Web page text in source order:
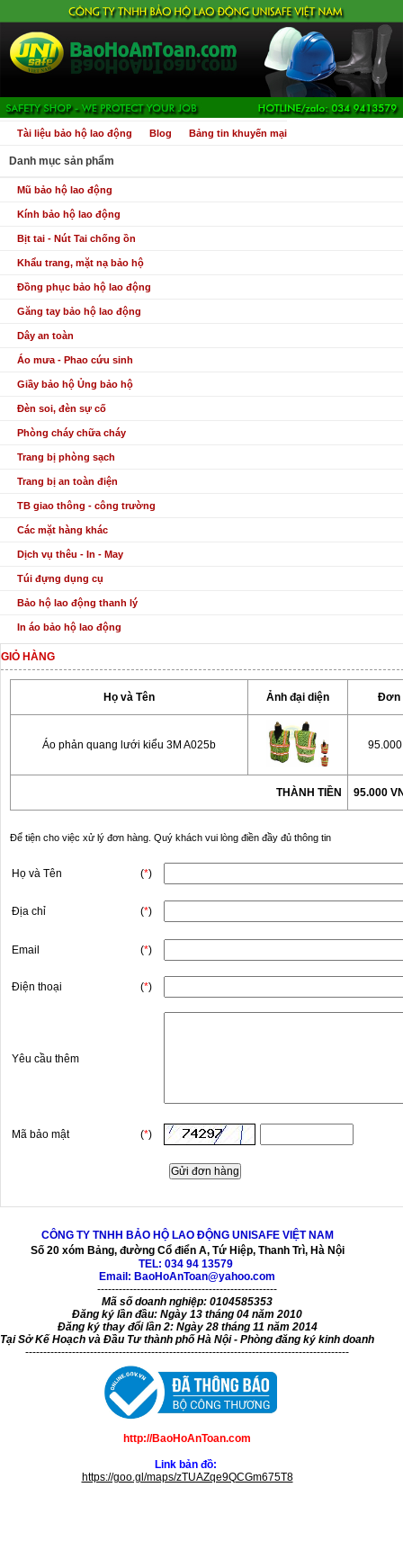
Tài liệu bảo hộ lao động Blog Bảng tin khuyến mại
Danh mục sản phẩm
Mũ bảo hộ lao động
Kính bảo hộ lao động
Bịt tai - Nút Tai chống ồn
Khẩu trang, mặt nạ bảo hộ
Đồng phục bảo hộ lao động
Găng tay bảo hộ lao động
Dây an toàn
Áo mưa - Phao cứu sinh
Giầy bảo hộ Ủng bảo hộ
Đèn soi, đèn sự cố
Phòng cháy chữa cháy
Trang bị phòng sạch
Trang bị an toàn điện
TB giao thông - công trường
Các mặt hàng khác
Dịch vụ thêu - In - May
Túi đựng dụng cụ
Bảo hộ lao động thanh lý
In áo bảo hộ lao động
GIỎ HÀNG
Họ và Tên Ảnh đại diện Đơn
Áo phản quang lưới kiểu 3M A025b
THÀNH TIỀN 95.000
Để tiện cho việc xử lý đơn hàng. Quý khách vui lòng điền đầy đủ thông tin
Họ và Tên (*)
Địa chỉ (*)
Email (*)
Điện thoại (*)
Yêu cầu thêm
Mã bảo mật (*)
CÔNG TY TNHH BẢO HỘ LAO ĐỘNG UNISAFE VIỆT NAM
Số 20 xóm Bảng, đường Cổ điển A, Tứ Hiệp, Thanh Trì, Hà Nội
TEL: 034 94 13579
Email: BaoHoAnToan@yahoo.com
--------------------------------------------------
Mã số doanh nghiệp: 0104585353
Đăng ký lần đầu: Ngày 13 tháng 04 năm 2010
Đăng ký thay đổi lần 2: Ngày 28 tháng 11 năm 2014
Tại Sở Kế Hoạch và Đầu Tư thành phố Hà Nội - Phòng đăng ký kinh doanh
------------------------------------------------------------------------------------------
http://BaoHoAnToan.com
Link bản đồ:
https://goo.gl/maps/zTUAZqe9QCGm675T8